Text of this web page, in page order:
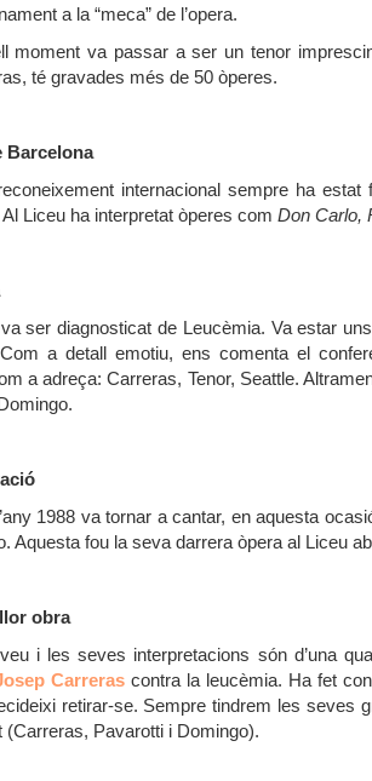
a la “meca” de l’opera.
moment va passar a ser un tenor
té gravades més de 50 òperes.
Barcelona
internacional sempre ha
Liceu ha interpretat òperes com Don Carlo,
va ser diagnosticat de Leucèmia. Va estar
a detall emotiu, ens comenta el
a adreça: Carreras, Tenor, Seattle.
1988 va tornar a cantar, en aquesta
Aquesta fou la seva darrera òpera al Liceu
obra
i les seves interpretacions són d’una
Carreras contra la leucèmia. Ha fet
retirar-se. Sempre tindrem les seves
(Carreras, Pavarotti i Domingo).